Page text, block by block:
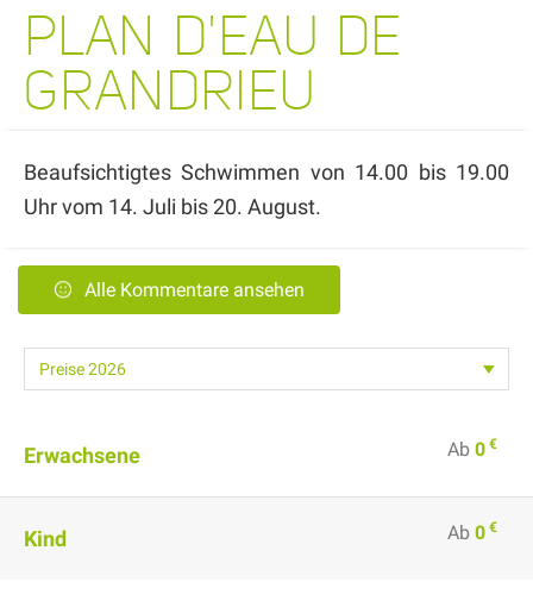
PLAN D'EAU DE
GRANDRIEU
Beaufsichtigtes Schwimmen von 14.00 bis 19.00
Uhr vom 14. Juli bis 20. August.
Alle Kommentare ansehen
Erwachsene Ab 0 €
Kind Ab 0 €